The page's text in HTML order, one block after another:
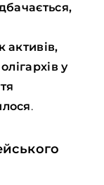
активів,
у
.